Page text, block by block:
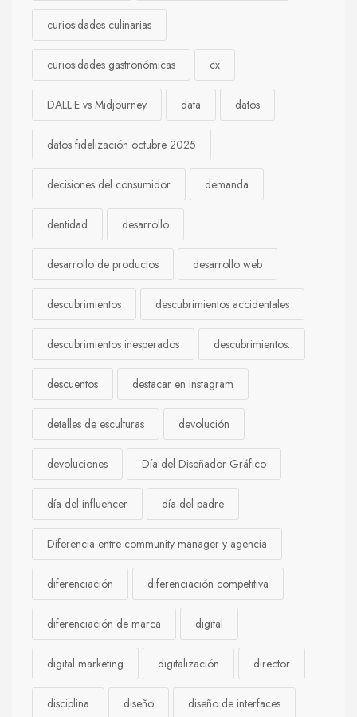
curiosidades culinarias
curiosidades gastronómicas cx
DALL·E vs Midjourney data datos
datos fidelización octubre 2025
decisiones del consumidor demanda
dentidad desarrollo
desarrollo de productos desarrollo web
descubrimientos descubrimientos accidentales
descubrimientos inesperados descubrimientos.
descuentos destacar en Instagram
detalles de esculturas devolución
devoluciones Día del Diseñador Gráfico
día del influencer día del padre
Diferencia entre community manager y agencia
diferenciación diferenciación competitiva
diferenciación de marca digital
digital marketing digitalización director
disciplina diseño diseño de interfaces